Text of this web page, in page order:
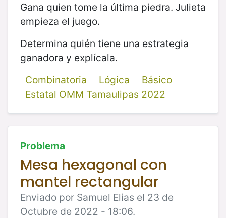
Gana quien tome la última piedra. Julieta
empieza el juego.
Determina quién tiene una estrategia
ganadora y explícala.
Combinatoria
Lógica
Básico
Estatal OMM Tamaulipas 2022
Problema
Mesa hexagonal con
mantel rectangular
Enviado por Samuel Elias el 23 de
Octubre de 2022 - 18:06.